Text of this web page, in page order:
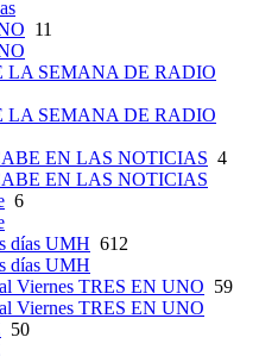
11
LA SEMANA DE RADIO
LA SEMANA DE RADIO
EN LAS NOTICIAS 4
EN LAS NOTICIAS
6
días UMH 612
días UMH
Viernes TRES EN UNO 59
Viernes TRES EN UNO
50